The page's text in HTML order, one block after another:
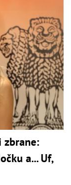
zbrane:
a... Uf,